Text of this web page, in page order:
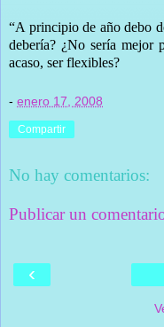
“A principio de año debo
debería? ¿No sería mejor
acaso, ser flexibles?
- enero 17, 2008
Compartir
No hay comentarios:
Publicar un
‹